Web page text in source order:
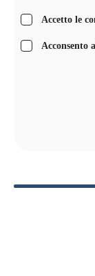
Accetto le
Acconsento